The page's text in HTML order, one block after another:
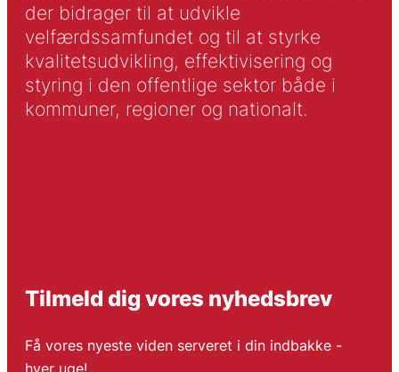
der bidrager til at udvikle
velfærdssamfundet og til at styrke
kvalitetsudvikling, effektivisering og
styring i den offentlige sektor både i
kommuner, regioner og nationalt.
Tilmeld dig vores nyhedsbrev
Få vores nyeste viden serveret i din indbakke -